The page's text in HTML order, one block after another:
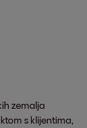
zemalja
s klijentima,